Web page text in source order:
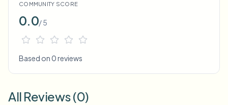
COMMUNITY SCORE
0.0/ 5
Based on 0 reviews
All Reviews (0)